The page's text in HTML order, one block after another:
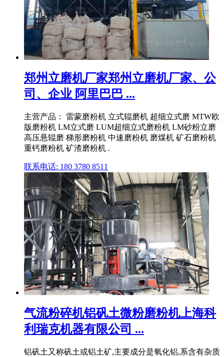
郑州立磨机厂家郑州立磨机厂家、公
司、企业 阿里巴巴 ...
主营产品： 雷蒙磨粉机 立式辊磨机 超细立式磨 MTW欧
版磨粉机 LM立式磨 LUM超细立式磨粉机 LM砂粉立磨
高压悬辊磨 梯形磨粉机 中速磨粉机 磨煤机 矿石磨粉机
重钙磨粉机 矿渣磨粉机 .
联系电话: 180 3780 8511
气流粉碎机铝矾土微粉磨粉机上海科
利瑞克机器有限公司 ...
铝矾土又称矾土或铝土矿,主要成分是氧化铝,系含有杂质